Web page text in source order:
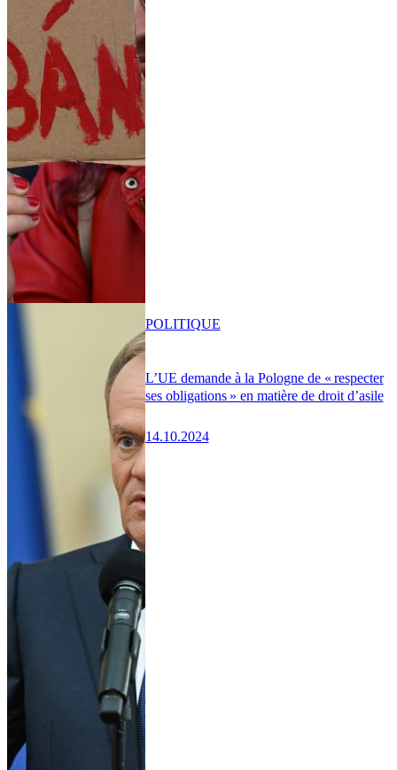
L’UE demande à la Pologne de « respecter
ses obligations » en matière de droit d’asile
14.10.2024
POLITIQUE